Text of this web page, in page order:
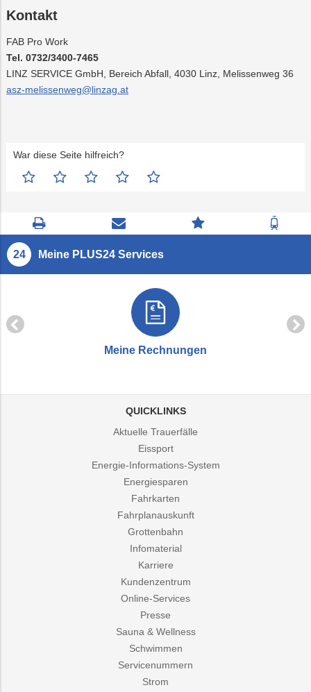
Kontakt
FAB Pro Work
Tel. 0732/3400-7465
LINZ SERVICE GmbH, Bereich Abfall, 4030 Linz, Melissenweg 36
asz-melissenweg@linzag.at
War diese Seite hilfreich?
Seite
drucken
Kontaktseite
öffnen
Zum
Feedback
Zur
Meine PLUS24 Services
Meine Rechnungen
QUICKLINKS
Aktuelle Trauerfälle
Eissport
Energie-Informations-System
Energiesparen
Fahrkarten
Fahrplanauskunft
Grottenbahn
Infomaterial
Karriere
Kundenzentrum
Online-Services
Presse
Sauna & Wellness
Schwimmen
Servicenummern
Strom